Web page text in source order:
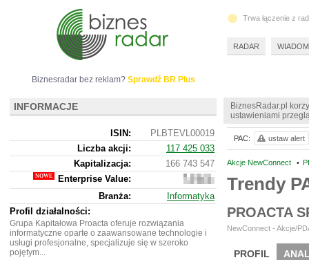
BiznesRadar.pl
ustawieniami
Akcje NewConnect •
Trendy
PROACTA
NewConnect - Akcje/
PROFIL
PAC: ustaw alert
Biznesradar bez reklam? Sprawdź BR Plus
INFORMACJE
ISIN:
PLBTEVL00019
Liczba akcji:
117 425 033
Kapitalizacja:
166 743 547
Enterprise Value:
164
392
547
Branża:
Informatyka
Profil działalności:
Grupa Kapitałowa Proacta oferuje rozwiązania
informatyczne oparte o zaawansowane technologie i
usługi profesjonalne, specjalizuje się w szeroko
pojętym...
Trwa łączenie z
RADAR